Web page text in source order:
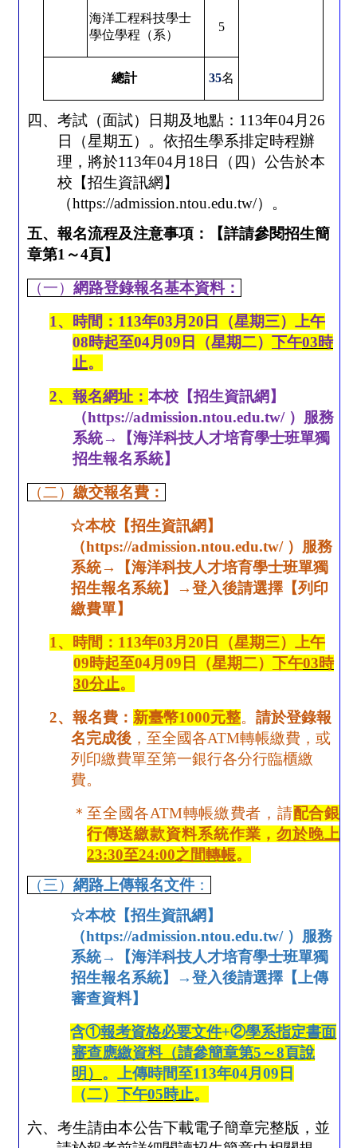
海洋工程科技學士
學位學程（系）
5
總計 35名
四、考試（面試）日期及地點： 113年04月 26
日（星期五）。依招生學系排定時程辦
理，將於113年04月 18 日（四）公告於本
校【招生資訊網】
（https://admission.ntou.edu.tw/）。
五、報名流程及注意事項：【詳請參閱招生簡
章第1 ～4頁】
（一）網路登錄報名基本資料：
1 、時間： 113年03月20 日（星期三）上午
08時起至04月 09 日（星期二） 下午03時
止。
2、報名網址：本校【招生資訊網】
（https://admission.ntou.edu.tw/ ）服務
系統→【海洋科技人才培育學士班單獨
招生報名系統】
（二）繳交報名費：
☆本校【招生資訊網】
（https://admission.ntou.edu.tw/ ）服務
系統→【海洋科技人才培育學士班單獨
招生報名系統】→登入後請選擇【列印
繳費單】
1 、時間： 113年03月20 日（星期三）上午
09時起至04月 09 日（星期二） 下午03時
30分止。
2、報名費： 新臺幣1000元整。請於登錄報
名完成後 ，至全國各ATM轉帳繳費，或
列印繳費單至第一銀行各分行臨櫃繳
費。
＊至全國各ATM轉帳繳費者，請配合銀
行傳送繳款資料系統作業，勿於晚上
23:30至24:00之間轉帳。
（三）網路上傳報名文件 ：
☆本校【招生資訊網】
（https://admission.ntou.edu.tw/ ）服務
系統→【海洋科技人才培育學士班單獨
招生報名系統】→登入後請選擇【上傳
審查資料】
含①報考資格必要文件+②學系指定書面
審查應繳資料（請參簡章第5 ～8頁說
明） 。上傳時間至113年04月09 日
（二）下午05時止。
六、考生請由本公告下載電子簡章完整版，並